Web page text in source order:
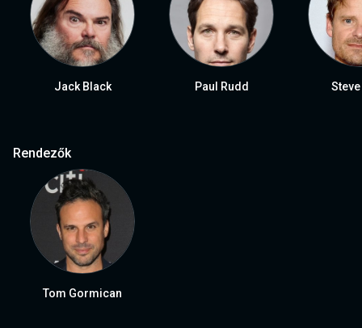
Jack Black Paul Rudd
Rendezők
Tom Gormican